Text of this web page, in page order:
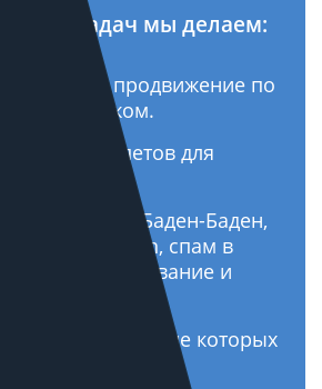
задач мы делаем:
продвижение по
и за рубежом.
CTR сниппетов для
трафика.
фильтров (Баден-Баден,
Panda, Penguin, спам в
аффилирование и
переезды, после которых